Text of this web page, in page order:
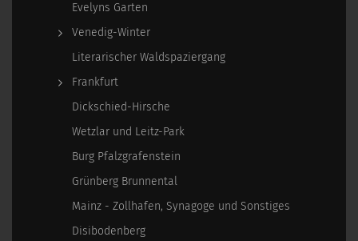
Evelyns Garten
Venedig-Winter
Literarischer Waldspaziergang
Frankfurt
Dickschied-Hirsche
Wetzlar und Leitz-Park
Burg Pfalzgrafenstein
Grünberg Brunnental
Mainz - Zollhafen, Synagoge und Sonstiges
Disibodenberg